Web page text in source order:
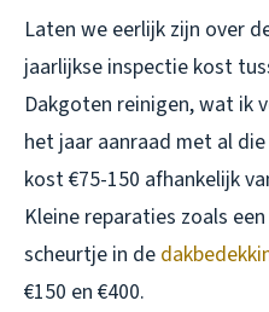
Laten we eerlijk zijn over
jaarlijkse inspectie kost
Dakgoten reinigen, wat ik
het jaar aanraad met al
kost €75-150 afhankelijk
Kleine reparaties zoals
scheurtje in de
€150 en €400.